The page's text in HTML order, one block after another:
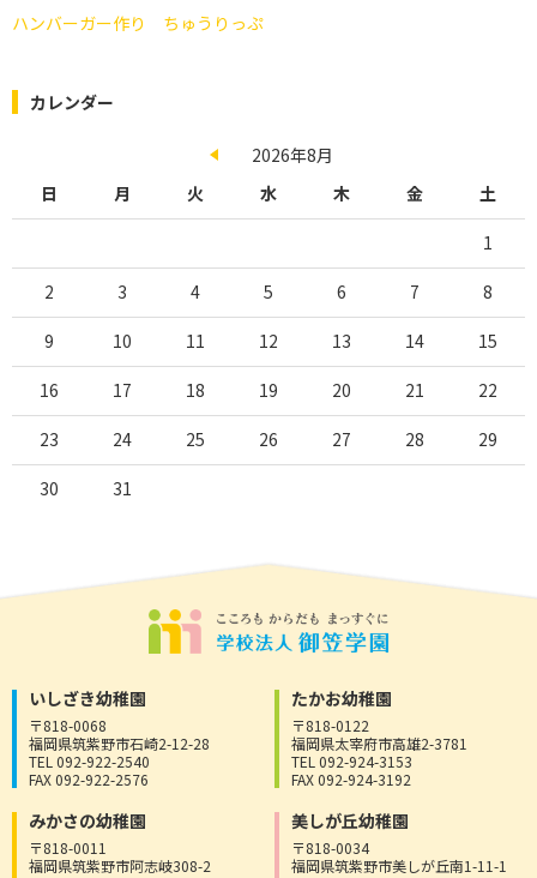
ハンバーガー作り ちゅうりっぷ
カレンダー
2026年8月
日
月 火 水 木 金 土
1
2 3 4 5 6 7 8
9 10 11 12 13 14 15
16 17 18 19 20 21 22
23 24 25 26 27 28 29
30 31
いしざき幼稚園
〒818-0068
福岡県筑紫野市石崎2-12-28
TEL 092-922-2540
FAX 092-922-2576
たかお幼稚園
〒818-0122
福岡県太宰府市高雄2-3781
TEL 092-924-3153
FAX 092-924-3192
みかさの幼稚園
〒818-0011
福岡県筑紫野市阿志岐308-2
美しが丘幼稚園
〒818-0034
福岡県筑紫野市美しが丘南1-11-1